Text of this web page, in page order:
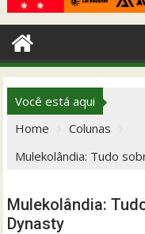
Você está aqui
Home
Colunas
Mulekolândia: Tudo
Mulekolândia:
Dynasty